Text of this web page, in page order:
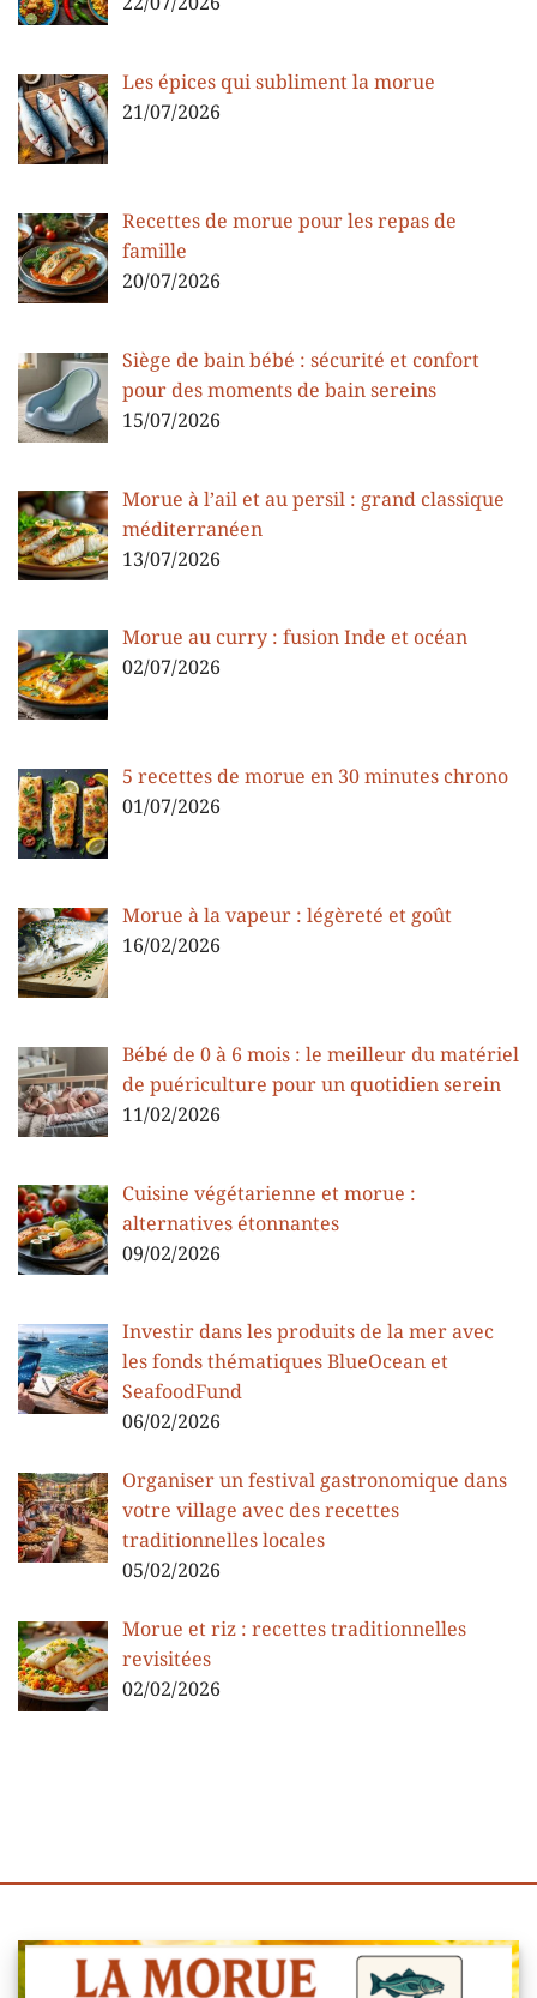
Les épices qui subliment la morue
21/07/2026
Recettes de morue pour les repas de
famille
20/07/2026
Siège de bain bébé : sécurité et confort
pour des moments de bain sereins
15/07/2026
Morue à l’ail et au persil : grand classique
méditerranéen
13/07/2026
Morue au curry : fusion Inde et océan
02/07/2026
5 recettes de morue en 30 minutes chrono
01/07/2026
Morue à la vapeur : légèreté et goût
16/02/2026
Bébé de 0 à 6 mois : le meilleur du matériel
de puériculture pour un quotidien serein
11/02/2026
Cuisine végétarienne et morue :
alternatives étonnantes
09/02/2026
Investir dans les produits de la mer avec
les fonds thématiques BlueOcean et
SeafoodFund
06/02/2026
Organiser un festival gastronomique dans
votre village avec des recettes
traditionnelles locales
05/02/2026
Morue et riz : recettes traditionnelles
revisitées
02/02/2026